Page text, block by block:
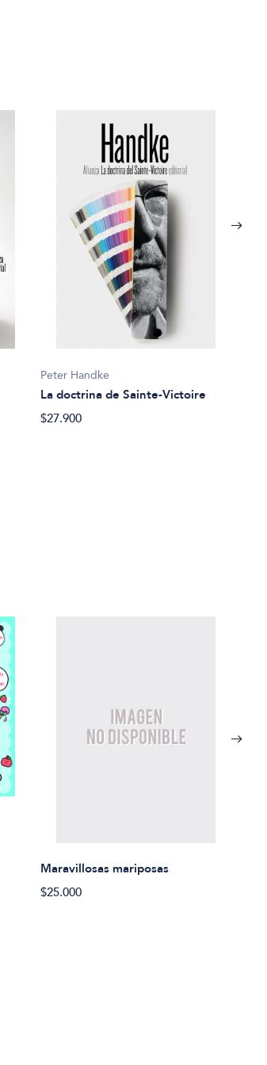
Peter Handke
La doctrina de Sainte-Victoire
$27.900
Maravillosas mariposas
$25.000